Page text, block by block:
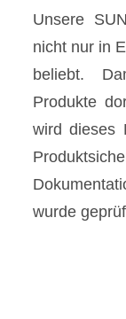
Unsere
nicht nur in
beliebt.
Produkte
wird dieses
wurde